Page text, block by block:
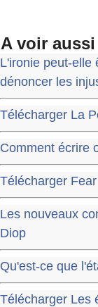
A voir aussi
L'ironie peut-elle
dénoncer les
Télécharger La
Comment écrire
Télécharger
Les nouveaux
Diop
Qu'est-ce que
Télécharger Les